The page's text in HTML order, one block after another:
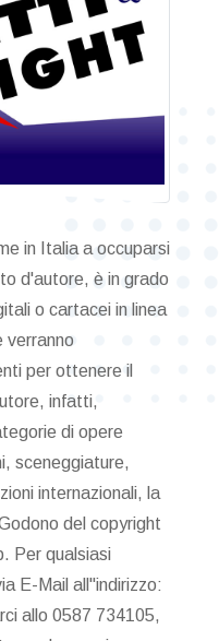
in Italia a occuparsi
d'autore, è in grado
o cartacei in linea
verranno
per ottenere il
infatti,
di opere
sceneggiature,
internazionali, la
del copyright
Per qualsiasi
E-Mail all"indirizzo:
allo 0587 734105,